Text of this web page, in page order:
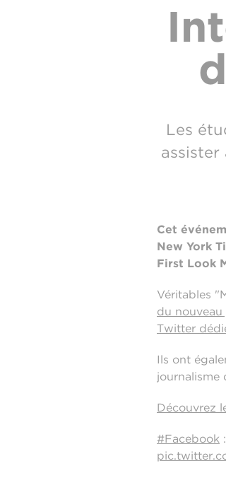
Les
assister
Cet
New York
First Look
Véritables
du nouveau
Twitter
Ils ont
journalisme
Découvrez
#Facebook